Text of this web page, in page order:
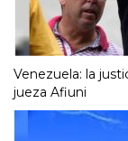
Venezuela: la
jueza Afiuni